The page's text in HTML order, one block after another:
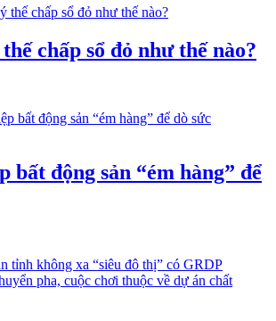
chấp sổ đỏ như thế nào?
bất động sản “ém hàng” để